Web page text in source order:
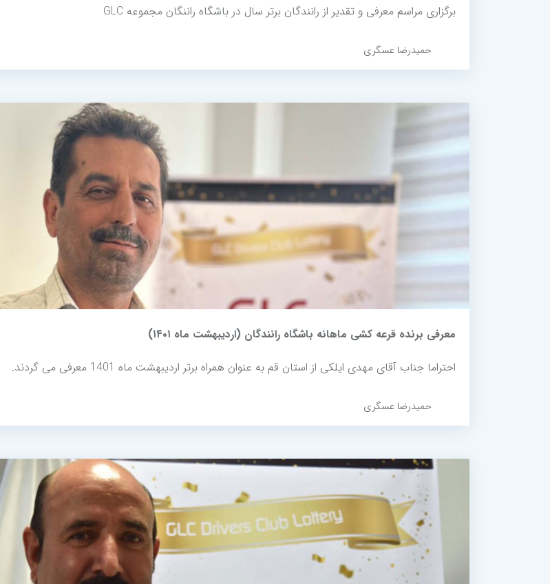
برگزاری مراسم معرفی و تقدیر از رانندگان برتر سال در باشگاه راننگان مجموعه GLC
حمیدرضا عسگری
معرفی برنده قرعه کشی ماهانه باشگاه رانندگان (اردیبهشت ماه ۱۴۰۱)
احتراما جناب آقای مهدی ایلکی از استان قم به عنوان همراه برتر اردیبهشت ماه 1401 معرفی می گردند.
حمیدرضا عسگری